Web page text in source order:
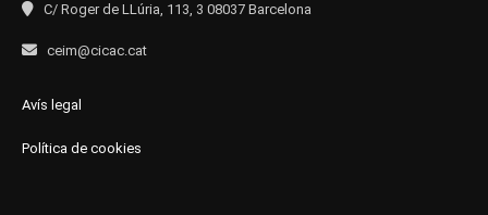
C/ Roger de LLúria, 113, 3 08037 Barcelona
ceim@cicac.cat
Avís legal
Política de cookies